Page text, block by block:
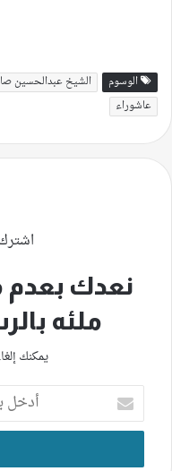
الوسوم الشيخ عبدالحسين
عاشوراء
نعدك بعدم
ملئه
يمكنك
أدخل
بريدك
الإلكتروني